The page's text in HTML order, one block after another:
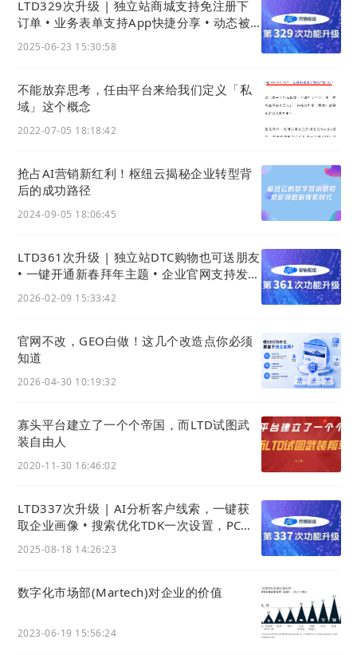
什么是sitemap文件？
Sitemap 文件是网站
地图文件，通常以 XML 或
TXT 格式书写，列出
所有重要页面的 URL，
并附有最后修改时间、更新频率和优先级等信
息，帮助搜索引擎快速抓取和收录网站内容，是
i. 增加案例内容链接的输出
ii. 增加商品类型内容的输出
iii. 当某条内容关闭了「官网展示」，就不再在
LTD329次升级 | 独立站商城支持免注册下
订单 • 业务表单支持App快捷分享 • 动态被
2025-06-23 15:30:58
不能放弃思考，任由平台来给我们定义「私
域」这个概念
2022-07-05 18:18:42
抢占AI营销新红利！枢纽云揭秘企业转型背
后的成功路径
2024-09-05 18:06:45
LTD361次升级 | 独立站DTC购物也可送朋友
• 一键开通新春拜年主题 • 企业官网支持发拜
2026-02-09 15:33:42
官网不改，GEO白做！这几个改造点你必须
知道
2026-04-30 10:19:32
寡头平台建立了一个个帝国，而LTD试图武
装自由人
2020-11-30 16:46:02
LTD337次升级 | AI分析客户线索，一键获
取企业画像 • 搜索优化TDK一次设置，PC移
2025-08-18 14:26:23
数字化市场部(Martech)对企业的价值
2023-06-19 15:56:24